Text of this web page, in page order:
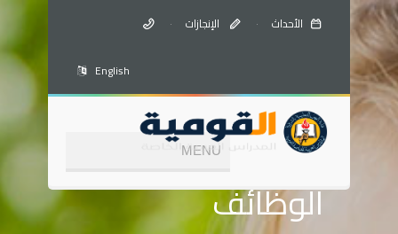
الأحداث · الإنجازات ·
English
الوظائف